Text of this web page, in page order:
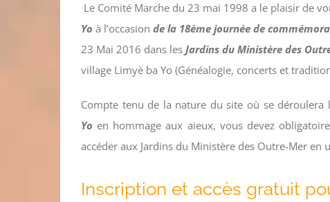
Le Comité Marche du 23 mai 1998 a le plaisir de
Yo à l’occasion de la 18ème journée de
23 Mai 2016 dans les Jardins du Ministère des
village Limyè ba Yo (Généalogie, concerts et
Compte tenu de la nature du site où se
Yo en hommage aux aieux, vous devez
accéder aux Jardins du Ministère des Outre-Mer en
Inscription et accès gratuit